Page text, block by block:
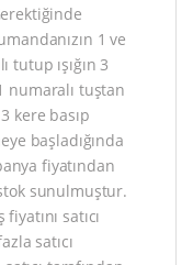
1 ve
tutup ışığın 3
numaralı tuştan
kere basıp
başladığında
fiyatından
sunulmuştur.
satıcı
satıcı